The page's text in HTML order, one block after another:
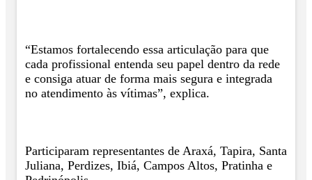
“Estamos fortalecendo essa articulação para que
cada profissional entenda seu papel dentro da rede
e consiga atuar de forma mais segura e integrada
no atendimento às vítimas”, explica.
Participaram representantes de Araxá, Tapira, Santa
Juliana, Perdizes, Ibiá, Campos Altos, Pratinha e